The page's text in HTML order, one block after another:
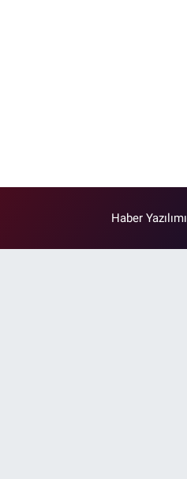
Haber Yazılımı